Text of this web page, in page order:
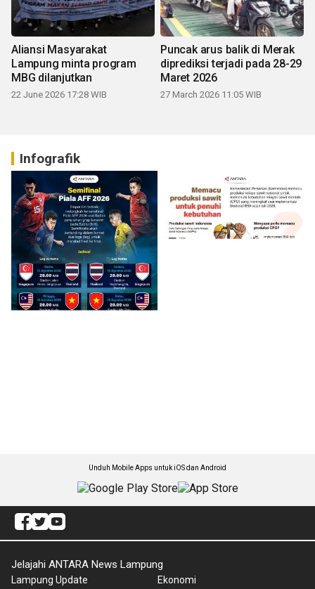
Aliansi Masyarakat
Lampung minta program
MBG dilanjutkan
22 June 2026 17:28 WIB
Puncak arus balik di Merak
diprediksi terjadi pada 28-29
Maret 2026
27 March 2026 11:05 WIB
Infografik
Unduh Mobile Apps untuk iOS dan Android
Jelajahi ANTARA News Lampung
Lampung Update Ekonomi